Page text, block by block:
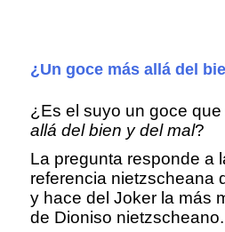
¿Un goce más allá del
¿Es el suyo un goce
allá del bien y del mal?
La pregunta responde a
referencia nietzscheana
y hace del Joker la más
de Dioniso nietzscheano.